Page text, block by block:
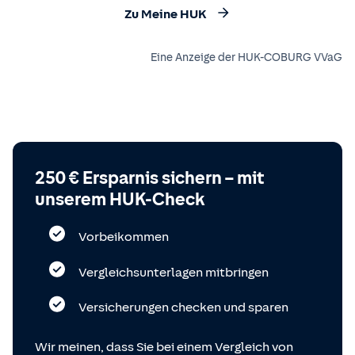
Zu Meine HUK
Eine Anzeige der HUK-COBURG VVaG
250 € Ersparnis sichern – mit
unserem HUK-Check
Vorbeikommen
Vergleichsunterlagen mitbringen
Versicherungen checken und sparen
Wir meinen, dass Sie bei einem Vergleich von